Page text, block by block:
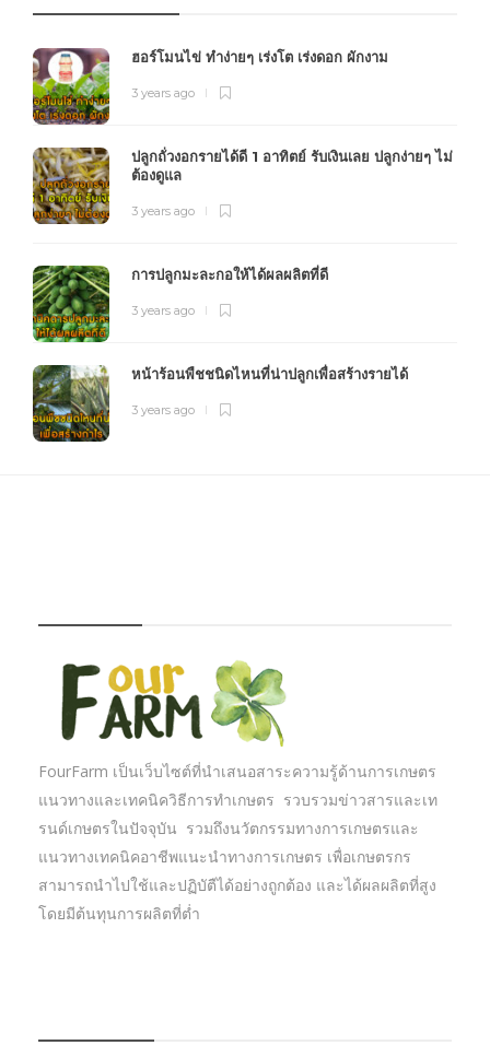
ฮอร์โมนไข่ ทำง่ายๆ เร่งโต เร่งดอก ผักงาม
3 years ago
ปลูกถั่วงอกรายได้ดี 1 อาทิตย์ รับเงินเลย ปลูกง่ายๆ ไม่
ต้องดูแล
3 years ago
การปลูกมะละกอให้ได้ผลผลิตที่ดี
3 years ago
หน้าร้อนพืชชนิดไหนที่น่าปลูกเพื่อสร้างรายได้
3 years ago
FourFarm เป็นเว็บไซต์ที่นำเสนอสาระความรู้ด้านการเกษตร
แนวทางและเทคนิควิธีการทำเกษตร รวบรวมข่าวสารและเท
รนด์เกษตรในปัจจุบัน รวมถึงนวัตกรรมทางการเกษตรและ
แนวทางเทคนิคอาชีพแนะนำทางการเกษตร เพื่อเกษตรกร
สามารถนำไปใช้และปฏิบัตืได้อย่างถูกต้อง และได้ผลผลิตที่สูง
โดยมีต้นทุนการผลิตที่ต่ำ